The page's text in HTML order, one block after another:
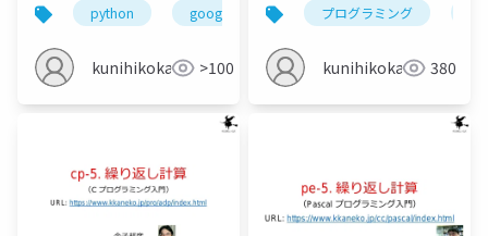
python google colaboratory リスト
kunihikokaneko>100
プログラミング
kunihikokaneko380